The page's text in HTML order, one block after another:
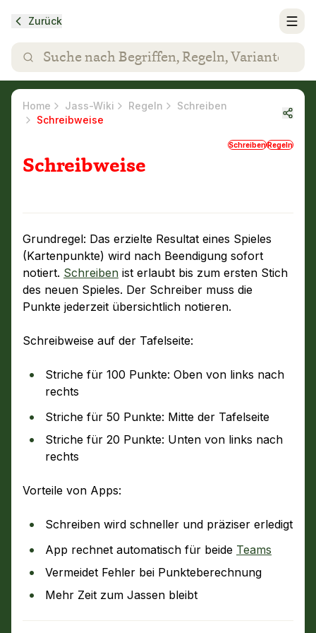
Zurück
Home Jass-Wiki Regeln
Schreiben
Schreibweise
SchreibenRegeln
Schreibweise
Grundregel: Das erzielte Resultat eines Spieles
(Kartenpunkte) wird nach Beendigung sofort
notiert. Schreiben ist erlaubt bis zum ersten Stich
des neuen Spieles. Der Schreiber muss die
Punkte jederzeit übersichtlich notieren.
Schreibweise auf der Tafelseite:
Striche für 100 Punkte: Oben von links nach
rechts
Striche für 50 Punkte: Mitte der Tafelseite
Striche für 20 Punkte: Unten von links nach
rechts
Vorteile von Apps:
Schreiben wird schneller und präziser erledigt
App rechnet automatisch für beide Teams
Vermeidet Fehler bei Punkteberechnung
Mehr Zeit zum Jassen bleibt